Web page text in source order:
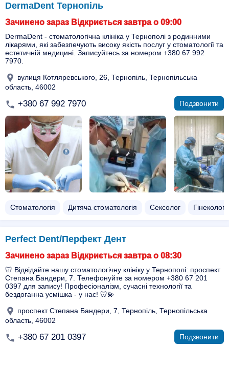
DermaDent Тернопіль
Зачинено зараз Відкриється завтра о 09:00
DermaDent - стоматологічна клініка у Тернополі з родинними
лікарями, які забезпечують високу якість послуг у стоматології та
естетичній медицині. Записуйтесь за номером +380 67 992
7970.
вулиця Котляревського, 26, Тернопіль, Тернопільська
область, 46002
+380 67 992 7970 Подзвонити
Стоматологія Дитяча стоматологія Сексолог
Perfect Dent/Перфект Дент
Зачинено зараз Відкриється завтра о 08:30
🦷 Відвідайте нашу стоматологічну клініку у Тернополі: проспект
Степана Бандери, 7. Телефонуйте за номером +380 67 201
0397 для запису! Професіоналізм, сучасні технології та
бездоганна усмішка - у нас! 🦷💫
проспект Степана Бандери, 7, Тернопіль, Тернопільська
область, 46002
+380 67 201 0397 Подзвонити